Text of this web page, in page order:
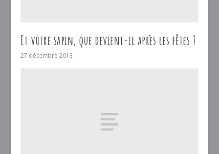
Et votre sapin, que devient-il après les fêtes ?
27 décembre 2013